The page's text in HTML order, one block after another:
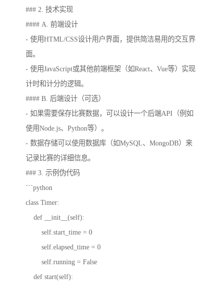
### 2. 技术实现
#### A. 前端设计
- 使用HTML/CSS设计用户界面，提供简洁易用的交互界
面。
- 使用JavaScript或其他前端框架（如React、Vue等）实现
计时和计分的逻辑。
#### B. 后端设计（可选）
- 如果需要保存比赛数据，可以设计一个后端API（例如
使用Node.js、Python等）。
- 数据存储可以使用数据库（如MySQL、MongoDB）来
记录比赛的详细信息。
### 3. 示例伪代码
```python
class Timer:
def __init__(self):
self.start_time = 0
self.elapsed_time = 0
self.running = False
def start(self):